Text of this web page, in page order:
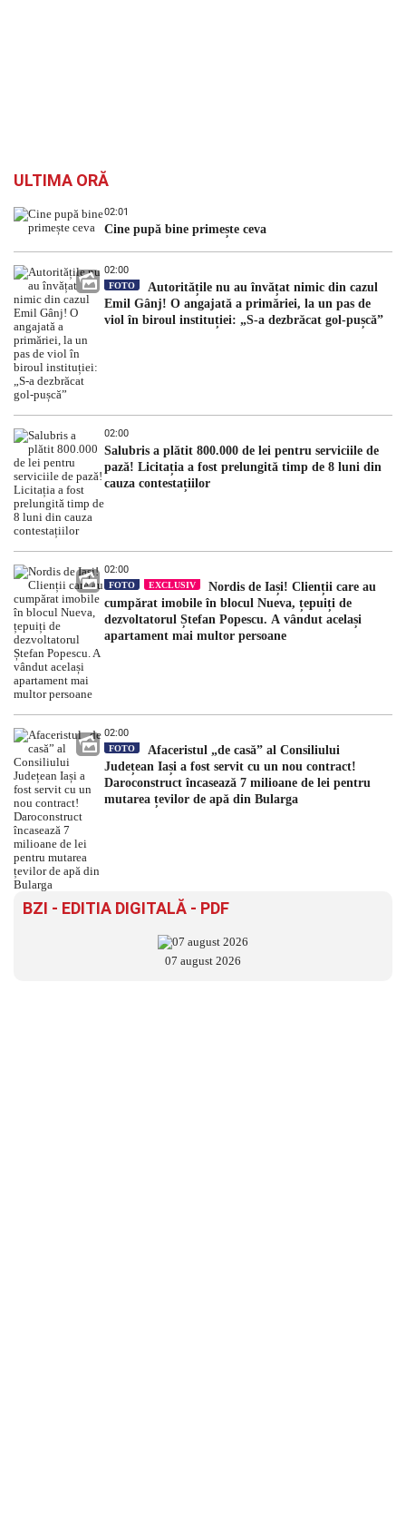
ULTIMA ORĂ
02:01
Cine pupă bine primește ceva
02:00
FOTO
Autoritățile nu au învățat nimic din cazul
Emil Gânj! O angajată a primăriei, la un pas de
viol în biroul instituției: „S-a dezbrăcat gol-pușcă”
02:00
Salubris a plătit 800.000 de lei pentru serviciile de
pază! Licitația a fost prelungită timp de 8 luni din
cauza contestațiilor
02:00
FOTO EXCLUSIV
Nordis de Iași! Clienții care au
cumpărat imobile în blocul Nueva, țepuiți de
dezvoltatorul Ștefan Popescu. A vândut același
apartament mai multor persoane
02:00
FOTO
Afaceristul „de casă” al Consiliului
Județean Iași a fost servit cu un nou contract!
Daroconstruct încasează 7 milioane de lei pentru
mutarea țevilor de apă din Bularga
BZI - EDITIA DIGITALĂ - PDF
07 august 2026